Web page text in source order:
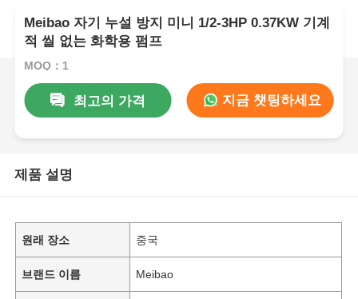
Meibao 자기 누설 방지 미니 1/2-3HP 0.37KW 기계
적 씰 없는 화학용 펌프
MOQ：1
최고의 가격 지금 챗팅하세요
제품 설명
원래 장소 중국
브랜드 이름 Meibao